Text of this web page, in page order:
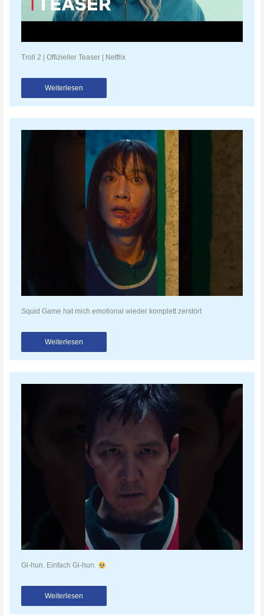
Troll 2 | Offizieller Teaser | Netflix
Weiterlesen
Squid Game hat mich emotional wieder komplett zerstört
Weiterlesen
Gi-hun. Einfach Gi-hun.
Weiterlesen